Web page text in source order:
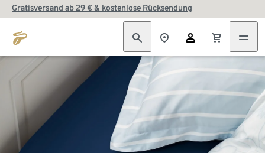
Gratisversand ab 29 € & kostenlose Rücksendung